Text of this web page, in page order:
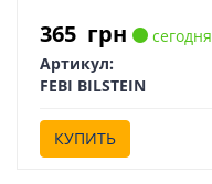
365 грн
сегодня
Артикул:
FEBI BILSTEIN
КУПИТЬ